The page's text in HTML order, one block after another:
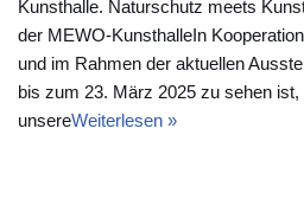
Kunsthalle. Naturschutz meets
der MEWO-KunsthalleIn
und im Rahmen der aktuellen
bis zum 23. März 2025 zu sehen ist,
unsereWeiterlesen »